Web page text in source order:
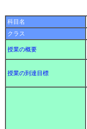
科目名
クラス
授業の概要
授業の到達目標